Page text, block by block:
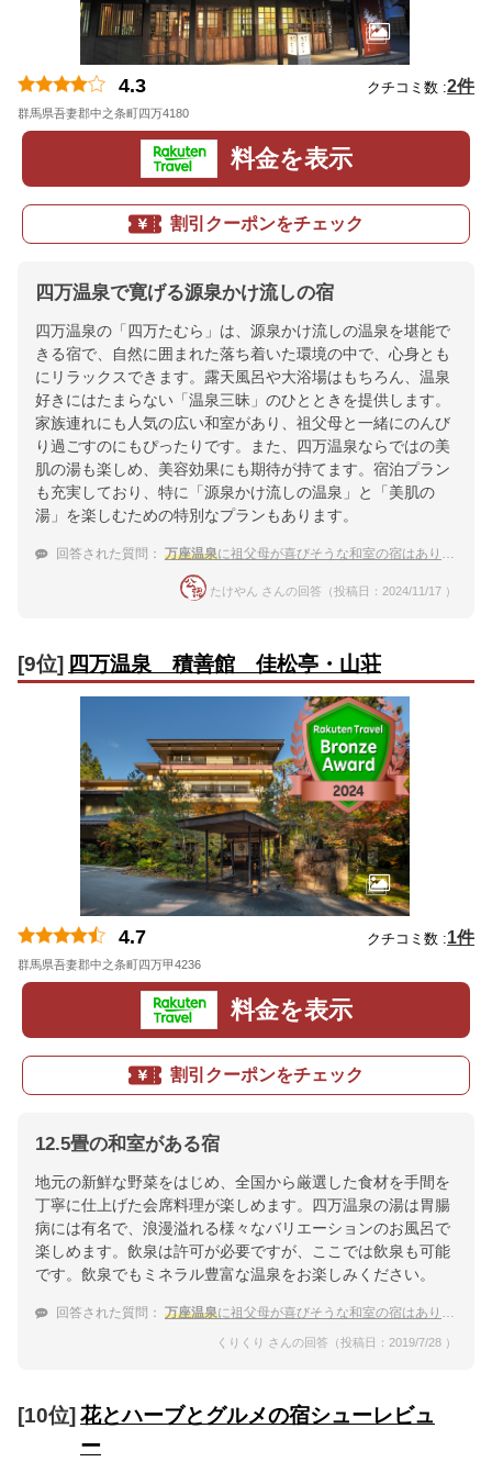
4.3 クチコミ数 :2件
群馬県吾妻郡中之条町四万4180
料金を表示
割引クーポンをチェック
四万温泉で寛げる源泉かけ流しの宿
四万温泉の「四万たむら」は、源泉かけ流しの温泉を堪能で
きる宿で、自然に囲まれた落ち着いた環境の中で、心身とも
にリラックスできます。露天風呂や大浴場はもちろん、温泉
好きにはたまらない「温泉三昧」のひとときを提供します。
家族連れにも人気の広い和室があり、祖父母と一緒にのんび
り過ごすのにもぴったりです。また、四万温泉ならではの美
肌の湯も楽しめ、美容効果にも期待が持てます。宿泊プラン
も充実しており、特に「源泉かけ流しの温泉」と「美肌の
湯」を楽しむための特別なプランもあります。
回答された質問： 万座温泉に祖父母が喜びそうな和室の宿はありますか？
たけやん さんの回答（投稿日：2024/11/17 ）
[9位] 四万温泉 積善館 佳松亭・山荘
4.7 クチコミ数 :1件
群馬県吾妻郡中之条町四万甲4236
料金を表示
割引クーポンをチェック
12.5畳の和室がある宿
地元の新鮮な野菜をはじめ、全国から厳選した食材を手間を
丁寧に仕上げた会席料理が楽しめます。四万温泉の湯は胃腸
病には有名で、浪漫溢れる様々なバリエーションのお風呂で
楽しめます。飲泉は許可が必要ですが、ここでは飲泉も可能
です。飲泉でもミネラル豊富な温泉をお楽しみください。
回答された質問： 万座温泉に祖父母が喜びそうな和室の宿はありますか？
くりくり さんの回答（投稿日：2019/7/28 ）
[10位] 花とハーブとグルメの宿シューレビュ
ー